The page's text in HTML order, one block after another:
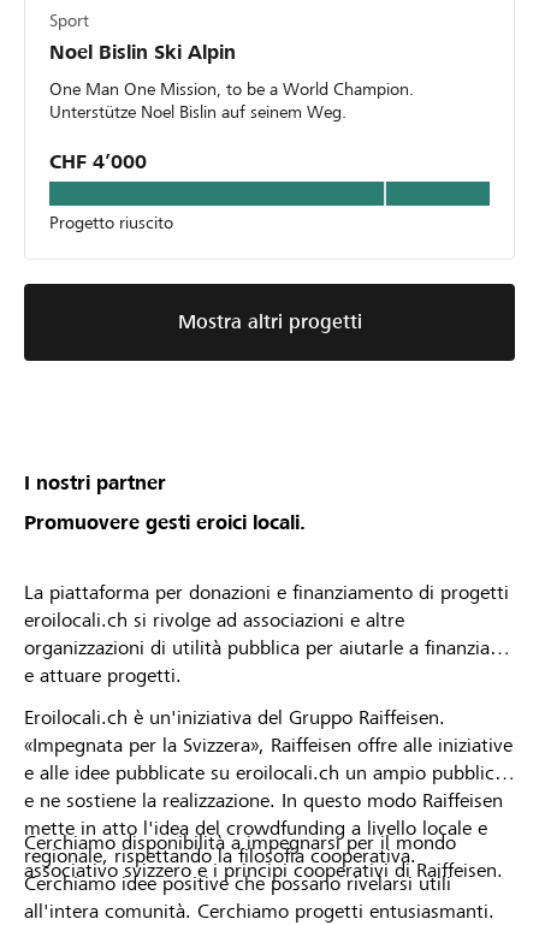
Sport
Noel Bislin Ski Alpin
One Man One Mission, to be a World Champion.
Unterstütze Noel Bislin auf seinem Weg.
CHF 4’000
Progetto riuscito
Mostra altri progetti
I nostri partner
Promuovere gesti eroici locali.
La piattaforma per donazioni e finanziamento di progetti
eroilocali.ch si rivolge ad associazioni e altre
organizzazioni di utilità pubblica per aiutarle a finanziare
e attuare progetti.
Eroilocali.ch è un'iniziativa del Gruppo Raiffeisen.
«Impegnata per la Svizzera», Raiffeisen offre alle iniziative
e alle idee pubblicate su eroilocali.ch un ampio pubblico
e ne sostiene la realizzazione. In questo modo Raiffeisen
mette in atto l'idea del crowdfunding a livello locale e
regionale, rispettando la filosofia cooperativa.
Cerchiamo idee positive che possano rivelarsi utili
all'intera comunità. Cerchiamo progetti entusiasmanti.
Cerchiamo disponibilità a impegnarsi per il mondo
associativo svizzero e i principi cooperativi di Raiffeisen.